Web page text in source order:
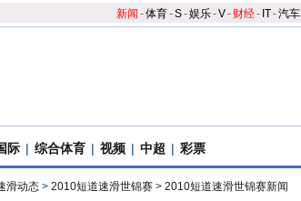
新闻 -体育-S-娱乐-V- 财经- IT-汽车
际 | 综合体育 | 视频 | 中超 | 彩票
滑动态 > 2010短道速滑世锦赛 > 2010短道速滑世锦赛新闻